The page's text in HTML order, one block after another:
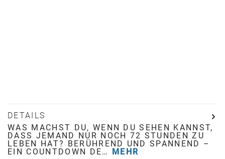
DETAILS
WAS MACHST DU, WENN DU SEHEN KANNST,
DASS JEMAND NUR NOCH 72 STUNDEN ZU
LEBEN HAT? BERÜHREND UND SPANNEND –
EIN COUNTDOWN DE…
MEHR